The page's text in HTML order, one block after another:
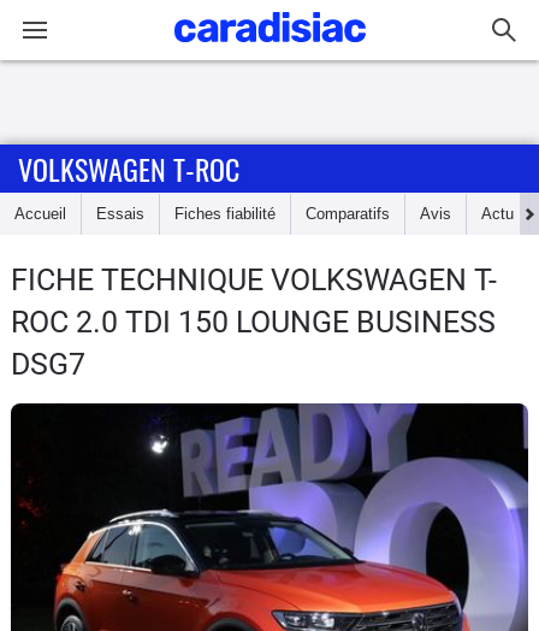
Accueil
Essais
Guide
d'achat
Utilitaires
Flottes
Auto
VOLKSWAGEN T-ROC
Accueil Essais Fiches fiabilité Comparatifs Avis Actu
FICHE TECHNIQUE VOLKSWAGEN T-
ROC 2.0 TDI 150 LOUNGE BUSINESS
DSG7